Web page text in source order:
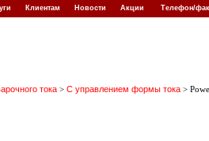
Клиентам Новости Акции Телефон/
тока > С управлением формы тока >